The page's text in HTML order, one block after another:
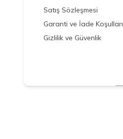
Satış Sözleşmesi
Garanti ve İade Koşulları
Gizlilik ve Güvenlik